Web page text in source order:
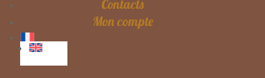
Contacts
Mon compte